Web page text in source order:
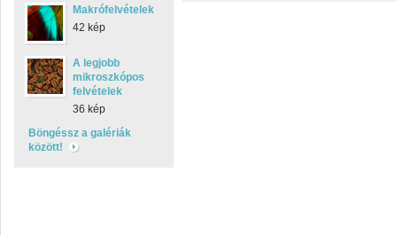
Makrófelvételek
42 kép
A legjobb
mikroszkópos
felvételek
36 kép
Böngéssz a galériák
között!